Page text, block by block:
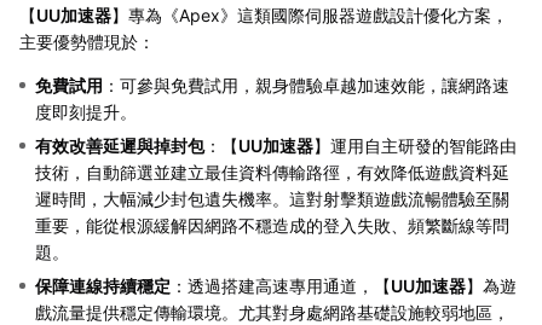
【UU加速器】專為《Apex》這類國際伺服器遊戲設計優化方案，
主要優勢體現於：
免費試用 ：可參與免費試用，親身體驗卓越加速效能，讓網路速
度即刻提升。
有效改善延遲與掉封包：【UU加速器】運用自主研發的智能路由
技術，自動篩選並建立最佳資料傳輸路徑，有效降低遊戲資料延
遲時間，大幅減少封包遺失機率。這對射擊類遊戲流暢體驗至關
重要，能從根源緩解因網路不穩造成的登入失敗、頻繁斷線等問
題。
保障連線持續穩定 ：透過搭建高速專用通道，【UU加速器】為遊
戲流量提供穩定傳輸環境。尤其對身處網路基礎設施較弱地區，